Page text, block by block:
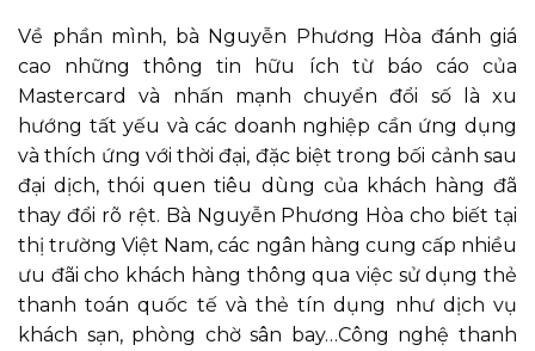
Về phần mình, bà Nguyễn Phương Hòa đánh giá
cao những thông tin hữu ích từ báo cáo của
Mastercard và nhấn mạnh chuyển đổi số là xu
hướng tất yếu và các doanh nghiệp cần ứng dụng
và thích ứng với thời đại, đặc biệt trong bối cảnh sau
đại dịch, thói quen tiêu dùng của khách hàng đã
thay đổi rõ rệt. Bà Nguyễn Phương Hòa cho biết tại
thị trường Việt Nam, các ngân hàng cung cấp nhiều
ưu đãi cho khách hàng thông qua việc sử dụng thẻ
thanh toán quốc tế và thẻ tín dụng như dịch vụ
khách sạn, phòng chờ sân bay…Công nghệ thanh